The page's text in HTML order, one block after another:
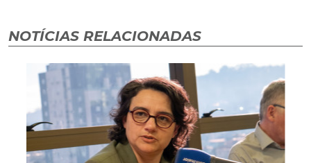
NOTÍCIAS RELACIONADAS